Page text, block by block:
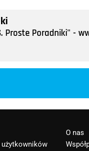
Proste Poradniki" -
O nas